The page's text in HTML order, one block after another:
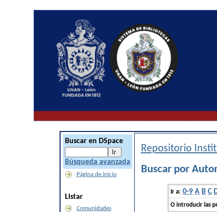
Buscar en DSpace
Búsqueda avanzada
Página de inicio
Listar
Comunidades
Repositorio
Buscar por
Ir a: 0-9 A B C
O introducir las